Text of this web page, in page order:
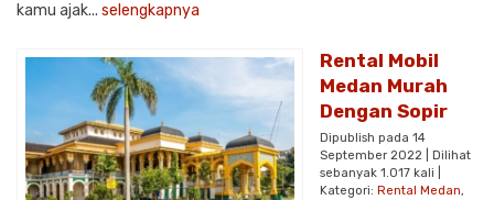
kamu ajak... selengkapnya
Rental Mobil
Medan Murah
Dengan Sopir
Dipublish pada 14
September 2022 | Dilihat
sebanyak 1.017 kali |
Kategori: Rental Medan,